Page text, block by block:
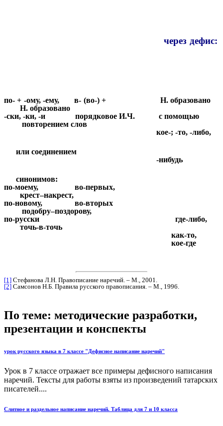
через дефис:
по- + -ому, -ему, в- (во-) + Н. образовано
Н. образовано
-ски, -ки, -и порядковое И.Ч. с помощью
повторением слов
кое-; -то, -либо,
или соединением
-нибудь
синонимов:
по-моему, во-первых,
крест–накрест,
по-новому, во-вторых
подобру–поздорову,
по-русски где-либо,
точь-в-точь
как-то,
кое-где
[1] Стефанова Л.Н. Правописание наречий. – М., 2001.
[2] Самсонов Н.Б. Правила русского правописания. – М., 1996.
По теме: методические разработки,
презентации и конспекты
урок русского языка в 7 классе "Дефисное написание наречий"
Урок в 7 классе отражает все примеры дефисного написания
наречий. Тексты для работы взяты из произведений татарских
писателей....
Слитное и раздельное написание наречий. Таблица для 7 и 10 класса